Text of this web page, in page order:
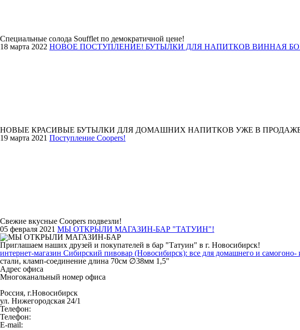
Специальные солода Soufflet по демократичной цене!
18 марта 2022 НОВОЕ ПОСТУПЛЕНИЕ! БУТЫЛКИ ДЛЯ НАПИТКОВ ВИННАЯ
НОВЫЕ КРАСИВЫЕ БУТЫЛКИ ДЛЯ ДОМАШНИХ НАПИТКОВ УЖЕ В
19 марта 2021 Поступление Coopers!
Свежие вкусные Coopers подвезли!
05 февраля 2021 МЫ ОТКРЫЛИ МАГАЗИН-БАР "ТАТУИН"!
Приглашаем наших друзей и покупателей в бар "Татуин" в г. Новосибирск!
интернет-магазин Сибирский пивовар (Новосибирск): все для домашнего и самогоно-
стали, кламп-соединение длина 70см ∅38мм 1,5"
Адрес офиса
Многоканальный номер офиса
Россия, г.Новосибирск
ул. Нижегородская 24/1
Телефон:
Телефон:
E-mail: